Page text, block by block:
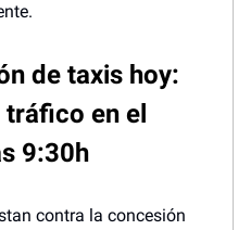
de taxis hoy:
en el
9:30h
contra la concesión